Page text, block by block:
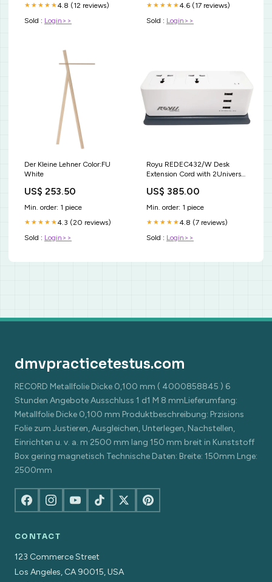
★★★★★4.8 (12 reviews)
Sold : Login>>
★★★★★4.6 (17 reviews)
Sold : Login>>
Der Kleine Lehner Color:FU
White
US$ 253.50
Min. order: 1 piece
★★★★★4.3 (20 reviews)
Sold : Login>>
Royu REDEC432/W Desk
Extension Cord with 2Universal
duty grinding wheel
US$ 385.00
Min. order: 1 piece
★★★★★4.8 (7 reviews)
Sold : Login>>
dmvpracticetestus.com
RECORD Metallfolie Dicke 0,100 mm ( 4000858845 ) 6
Stunden Angebote Ausschluss 1 d1 M 8 mmLieferumfang:
Metallfolie Dicke 0,100 mm Produktbeschreibung: Przisions
Folie zum Justieren, Ausgleichen, Unterlegen, Nachstellen,
Einrichten u. v. a. m 2500 mm lang 150 mm breit in Kunststoff
Box gering magnetisch Technische Daten: Breite: 150mm Lnge:
2500mm
CONTACT
123 Commerce Street
Los Angeles, CA 90015, USA